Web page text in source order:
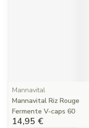
Mannavital
Mannavital Riz Rouge
Fermente V-caps 60
14,95 €